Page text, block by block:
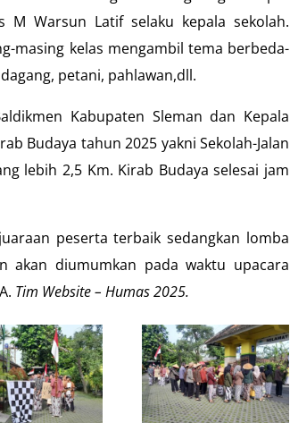
Warsun Latif selaku kepala sekolah.
masing kelas mengambil tema berbeda-
petani, pahlawan,dll.
Kabupaten Sleman dan Kepala
Budaya tahun 2025 yakni Sekolah-Jalan
lebih 2,5 Km. Kirab Budaya selesai jam
peserta terbaik sedangkan lomba
akan diumumkan pada waktu upacara
Tim Website –Humas2025.